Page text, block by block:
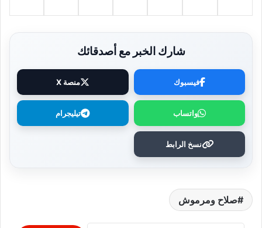
شارك الخبر مع أصدقائك
فيسبوك منصة X
واتساب تيليجرام
نسخ الرابط
صلاح ومرموش